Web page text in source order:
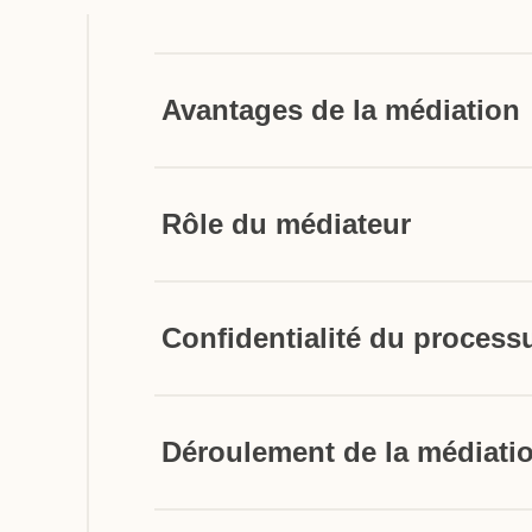
Avantages de la médiation
Rôle du médiateur
Confidentialité du
Déroulement de la